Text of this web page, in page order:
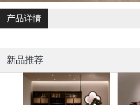
产品详情
新品推荐